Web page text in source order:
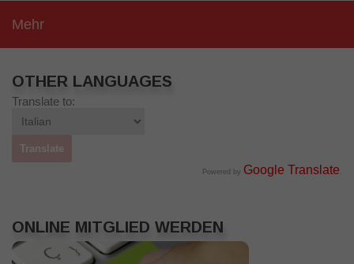
Mehr
OTHER LANGUAGES
Translate to:
Powered by Google Translate .
ONLINE MITGLIED WERDEN